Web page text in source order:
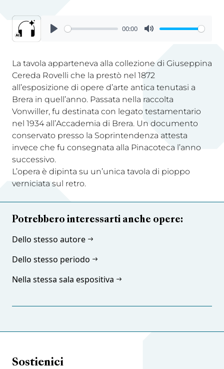
00:00
La tavola apparteneva alla collezione di Giuseppina
Cereda Rovelli che la prestò nel 1872
all’esposizione di opere d’arte antica tenutasi a
Brera in quell’anno. Passata nella raccolta
Vonwiller, fu destinata con legato testamentario
nel 1934 all’Accademia di Brera. Un documento
conservato presso la Soprintendenza attesta
invece che fu consegnata alla Pinacoteca l’anno
successivo.
L’opera è dipinta su un’unica tavola di pioppo
verniciata sul retro.
Potrebbero interessarti anche opere:
Dello stesso autore
Dello stesso periodo
Nella stessa sala espositiva
Sostienici